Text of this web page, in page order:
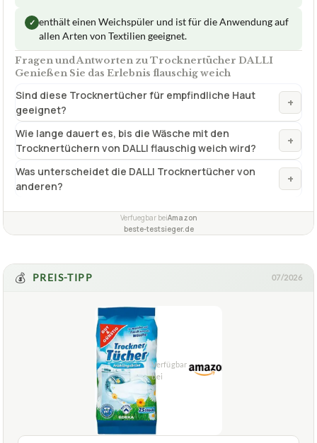
✓ enthält einen Weichspüler und ist für die Anwendung auf
allen Arten von Textilien geeignet.
Fragen und Antworten zu Trocknertücher DALLI
Genießen Sie das Erlebnis flauschig weich
Sind diese Trocknertücher für empfindliche Haut
geeignet?
+
Wie lange dauert es, bis die Wäsche mit den
Trocknertüchern von DALLI flauschig weich wird?
+
Was unterscheidet die DALLI Trocknertücher von
anderen?
+
Verfuegbar beiAmazon
beste-testsieger.de
💰 PREIS-TIPP 07/2026